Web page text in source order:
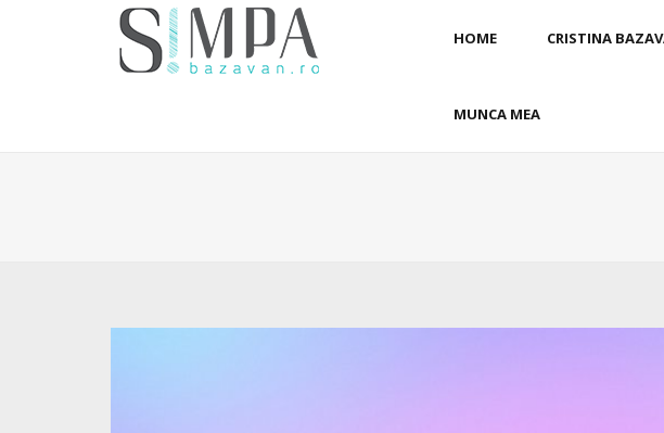
HOME CRISTINA
MUNCA MEA